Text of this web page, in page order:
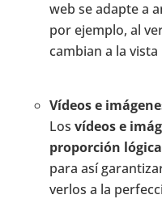
web se adapte a
por ejemplo, al
cambian a la
Vídeos e
Los vídeos e
proporción
para así
verlos a la